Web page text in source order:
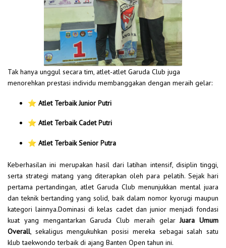
Tak hanya unggul secara tim, atlet-atlet Garuda Club juga
menorehkan prestasi individu membanggakan dengan meraih gelar:
⭐ Atlet Terbaik Junior Putri
⭐ Atlet Terbaik Cadet Putri
⭐ Atlet Terbaik Senior Putra
Keberhasilan ini merupakan hasil dari latihan intensif, disiplin tinggi,
serta strategi matang yang diterapkan oleh para pelatih. Sejak hari
pertama pertandingan, atlet Garuda Club menunjukkan mental juara
dan teknik bertanding yang solid, baik dalam nomor kyorugi maupun
kategori lainnya.Dominasi di kelas cadet dan junior menjadi fondasi
kuat yang mengantarkan Garuda Club meraih gelarJuara Umum
Overall, sekaligus mengukuhkan posisi mereka sebagai salah satu
klub taekwondo terbaik di ajang Banten Open tahun ini.